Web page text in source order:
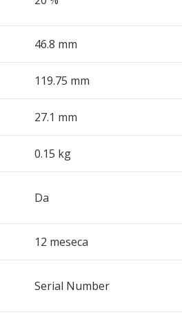
46.8 mm
119.75 mm
27.1 mm
0.15 kg
Da
12 meseca
Serial Number